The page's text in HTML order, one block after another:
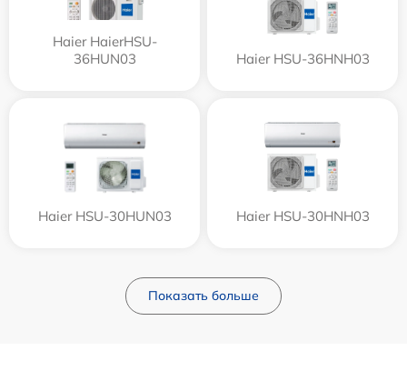
Haier HaierHSU-
36HUN03
Haier HSU-36HNH03
Haier HSU-30HUN03 Haier HSU-30HNH03
Показать больше